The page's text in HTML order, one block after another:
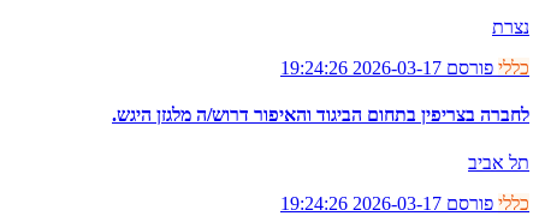
נצרת
כללי פורסם 2026-03-17 19:24:26
לחברה בצריפין בתחום הביגוד והאיפור דרוש/ה מלגזן היגש.
תל אביב
כללי פורסם 2026-03-17 19:24:26